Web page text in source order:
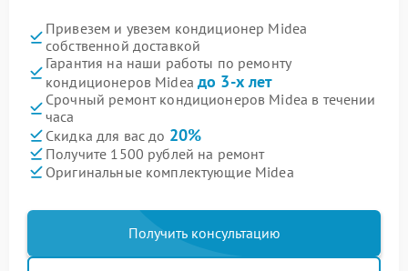
Привезем и увезем кондиционер Midea
собственной доставкой
Гарантия на наши работы по ремонту
кондиционеров Mideaдо 3-х лет
Срочный ремонт кондиционеров Midea в течении
часа
Скидка для вас до 20%
Получите 1500 рублей на ремонт
Оригинальные комплектующие Midea
Получить консультацию